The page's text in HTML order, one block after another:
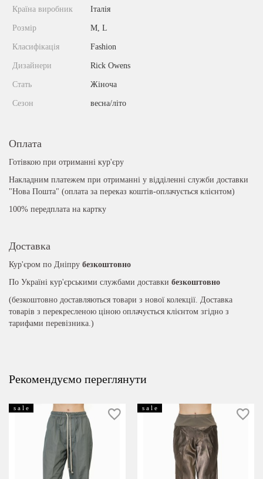
Країна виробник Італія
Розмір M, L
Класифікація Fashion
Дизайнери Rick Owens
Стать Жіноча
Сезон весна/літо
Оплата
Готівкою при отриманні кур'єру
Накладним платежем при отриманні у відділенні служби доставки
"Нова Пошта" (оплата за переказ коштів-оплачується клієнтом)
100% передплата на картку
Доставка
Кур'єром по Дніпру безкоштовно
По Україні кур'єрськими службами доставки безкоштовно
(безкоштовно доставляються товари з нової колекції. Доставка
товарів з перекресленою ціною оплачується клієнтом згідно з
тарифами перевізника.)
Рекомендуємо переглянути
s a l e s a l e